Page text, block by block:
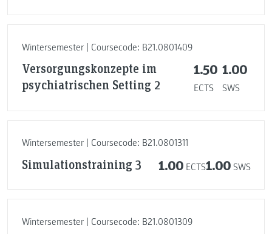
Wintersemester | Coursecode: B21.0801409
Versorgungskonzepte im
psychiatrischen Setting 2
1.50
ECTS
1.00
SWS
Wintersemester | Coursecode: B21.0801311
Simulationstraining 3 1.00 ECTS1.00 SWS
Wintersemester | Coursecode: B21.0801309